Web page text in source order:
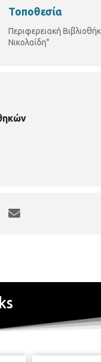
Τοποθεσία
Περιφερειακή
Νικολαίδη"